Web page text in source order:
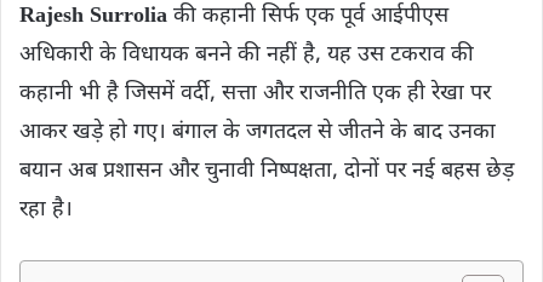
Rajesh Surrolia की कहानी सिर्फ एक पूर्व आईपीएस
अधिकारी के विधायक बनने की नहीं है, यह उस टकराव की
कहानी भी है जिसमें वर्दी, सत्ता और राजनीति एक ही रेखा पर
आकर खड़े हो गए। बंगाल के जगतदल से जीतने के बाद उनका
बयान अब प्रशासन और चुनावी निष्पक्षता, दोनों पर नई बहस छेड़
रहा है।